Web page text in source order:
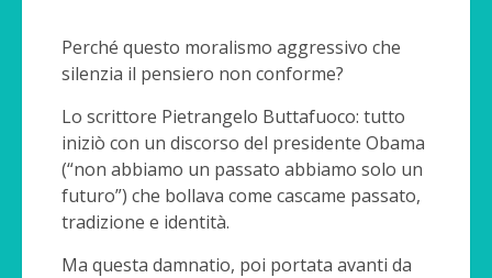
Perché questo moralismo aggressivo che
silenzia il pensiero non conforme?
Lo scrittore Pietrangelo Buttafuoco: tutto
iniziò con un discorso del presidente Obama
(“non abbiamo un passato abbiamo solo un
futuro”) che bollava come cascame passato,
tradizione e identità.
Ma questa damnatio, poi portata avanti da